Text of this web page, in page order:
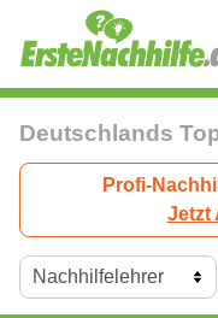
Deutschlands
Profi-
Jetzt